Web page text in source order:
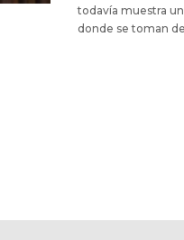
todavía muestra
donde se toman